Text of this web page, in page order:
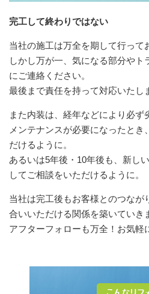
完工して終わりではない
当社の施工は万全を期して行って
しかし万が一、気になる部分やト
にご連絡ください。
最後まで責任を持って対応いたし
また内装は、経年などにより必ず
メンテナンスが必要になったとき
だけるように。
あるいは5年後・10年後も、新し
してご相談をいただけるように。
当社は完工後もお客様とのつなが
合いいただける関係を築いていき
アフターフォローも万全！お気軽